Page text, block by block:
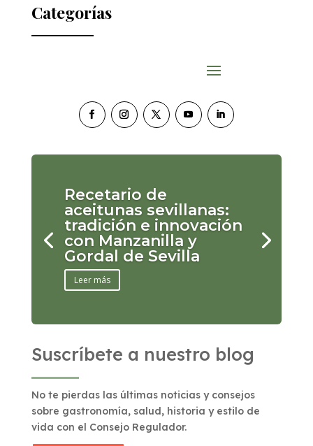
Categorías
Recetario de
aceitunas sevillanas:
tradición e innovación
con Manzanilla y
Gordal de Sevilla
Leer más
Suscríbete a nuestro blog
No te pierdas las últimas noticias y consejos
sobre gastronomía, salud, historia y estilo de
vida con el Consejo Regulador.